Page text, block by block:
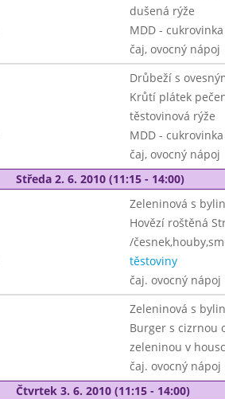
dušená rýže
MDD - cukrovinka
čaj, ovocný nápoj
Drůbeží s
Krůtí plátek
těstovinová rýže
MDD - cukrovinka
čaj, ovocný nápoj
Středa 2. 6. 2010 (11:15 - 14:00)
Zeleninová s
Hovězí roštěná
/
těstoviny
čaj. ovocný nápoj
Zeleninová s
Burger s cizrnou
zeleninou v
čaj. ovocný nápoj
Čtvrtek 3. 6. 2010 (11:15 - 14:00)